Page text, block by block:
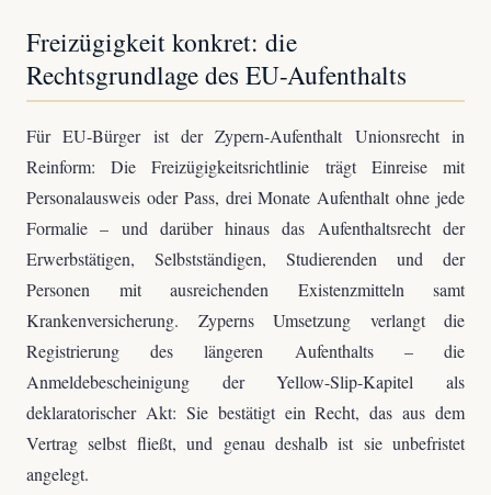
Freizügigkeit konkret: die
Rechtsgrundlage des EU-Aufenthalts
Für EU-Bürger ist der Zypern-Aufenthalt Unionsrecht in
Reinform: Die Freizügigkeitsrichtlinie trägt Einreise mit
Personalausweis oder Pass, drei Monate Aufenthalt ohne jede
Formalie – und darüber hinaus das Aufenthaltsrecht der
Erwerbstätigen, Selbstständigen, Studierenden und der
Personen mit ausreichenden Existenzmitteln samt
Krankenversicherung. Zyperns Umsetzung verlangt die
Registrierung des längeren Aufenthalts – die
Anmeldebescheinigung der Yellow-Slip-Kapitel als
deklaratorischer Akt: Sie bestätigt ein Recht, das aus dem
Vertrag selbst fließt, und genau deshalb ist sie unbefristet
angelegt.